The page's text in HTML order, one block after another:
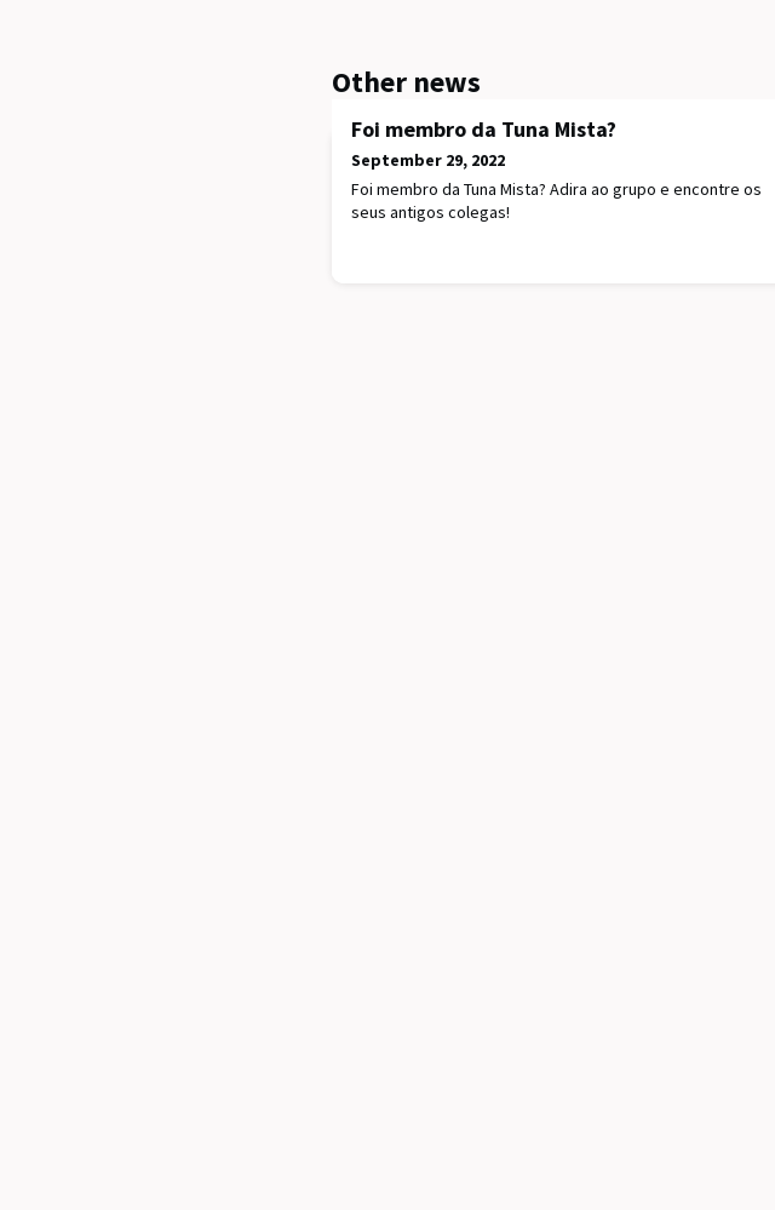
Other news
Foi membro da Tuna Mista?
September 29, 2022
Foi membro da Tuna Mista? Adira ao grupo e encontre os
seus antigos colegas!